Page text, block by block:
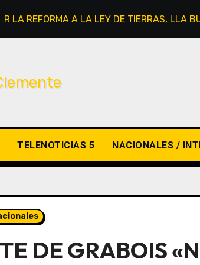
LA REFORMA A LA LEY DE TIERRAS, LLA
TELENOTICIAS 5 NACIONALES /
DE GRABOIS